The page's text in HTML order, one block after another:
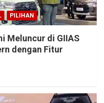
PILIHAN
Meluncur di GIIAS
dengan Fitur